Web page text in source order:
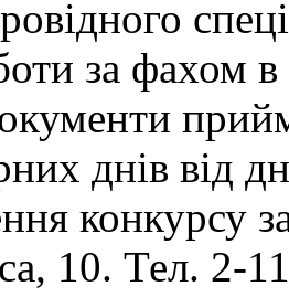
за фахом
днів від
конкурсу
10. Тел. 2-